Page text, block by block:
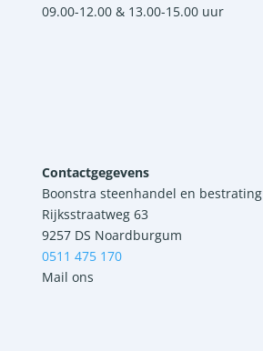
09.00-12.00 & 13.00-15.00 uur
Contactgegevens
Boonstra steenhandel en bestrating
Rijksstraatweg 63
9257 DS Noardburgum
0511 475 170
Mail ons